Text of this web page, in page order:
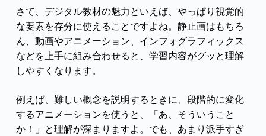
さて、デジタル教材の魅力といえば、やっぱり視覚的
な要素を存分に使えることですよね。静止画はもちろ
ん、動画やアニメーション、インフォグラフィックス
などを上手に組み合わせると、学習内容がグッと理解
しやすくなります。
例えば、難しい概念を説明するときに、段階的に変化
するアニメーションを使うと、「あ、そういうこと
か！」と理解が深まりますよ。でも、あまり派手すぎ